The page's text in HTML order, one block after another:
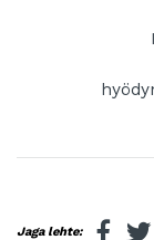
Jaga lehte: